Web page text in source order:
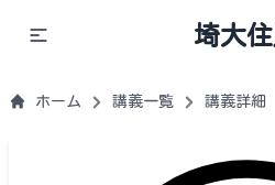
埼大
ホーム 講義一覧 講義詳細